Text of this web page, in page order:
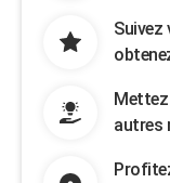
Mettez
autres